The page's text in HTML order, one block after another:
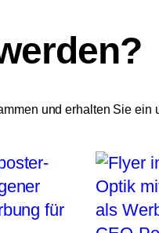
und erhalten Sie ein